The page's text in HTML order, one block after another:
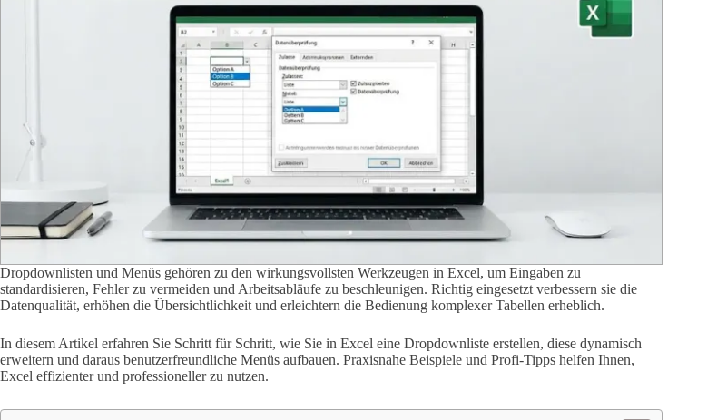
Dropdownlisten und Menüs gehören zu den wirkungsvollsten Werkzeugen in Excel, um Eingaben zu
standardisieren, Fehler zu vermeiden und Arbeitsabläufe zu beschleunigen. Richtig eingesetzt verbessern sie die
Datenqualität, erhöhen die Übersichtlichkeit und erleichtern die Bedienung komplexer Tabellen erheblich.
In diesem Artikel erfahren Sie Schritt für Schritt, wie Sie in Excel eine Dropdownliste erstellen, diese dynamisch
erweitern und daraus benutzerfreundliche Menüs aufbauen. Praxisnahe Beispiele und Profi-Tipps helfen Ihnen,
Excel effizienter und professioneller zu nutzen.